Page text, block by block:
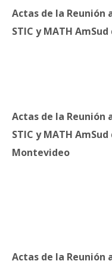
Actas de la Reunión
STIC y MATH
Actas de la Reunión
STIC y MATH AmSud
Montevideo
Actas de la Reunión